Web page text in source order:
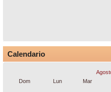
Calendario
Dom
Lun Mar